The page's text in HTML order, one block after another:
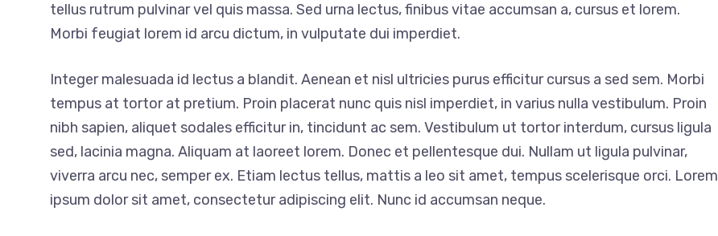
tellus rutrum pulvinar vel quis massa. Sed urna lectus, finibus vitae accumsan a, cursus et lorem.
Morbi feugiat lorem id arcu dictum, in vulputate dui imperdiet.
Integer malesuada id lectus a blandit. Aenean et nisl ultricies purus efficitur cursus a sed sem. Morbi
tempus at tortor at pretium. Proin placerat nunc quis nisl imperdiet, in varius nulla vestibulum. Proin
nibh sapien, aliquet sodales efficitur in, tincidunt ac sem. Vestibulum ut tortor interdum, cursus ligula
sed, lacinia magna. Aliquam at laoreet lorem. Donec et pellentesque dui. Nullam ut ligula pulvinar,
viverra arcu nec, semper ex. Etiam lectus tellus, mattis a leo sit amet, tempus scelerisque orci. Lorem
ipsum dolor sit amet, consectetur adipiscing elit. Nunc id accumsan neque.